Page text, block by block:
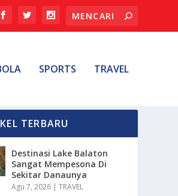
SPORTS TRAVEL
TERBARU
Destinasi Lake Balaton
Sangat Mempesona Di
Sekitar Danaunya
Agu 7, 2026 |TRAVEL